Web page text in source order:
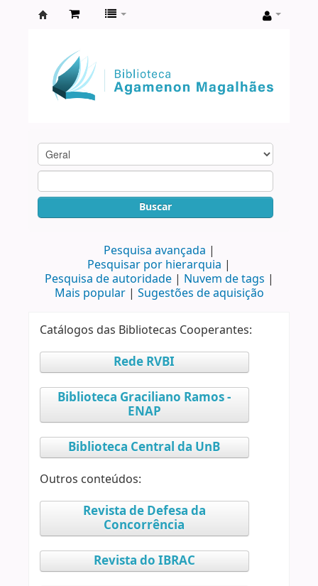
Agamenon
Magalhães
Buscar
Pesquisa avançada
Pesquisar por hierarquia
Pesquisa de autoridade
Nuvem de tags
Mais popular
Sugestões de aquisição
Catálogos das Bibliotecas Cooperantes:
Rede RVBI
Biblioteca Graciliano Ramos -
ENAP
Biblioteca Central da UnB
Outros conteúdos:
Revista de Defesa da
Concorrência
Revista do IBRAC